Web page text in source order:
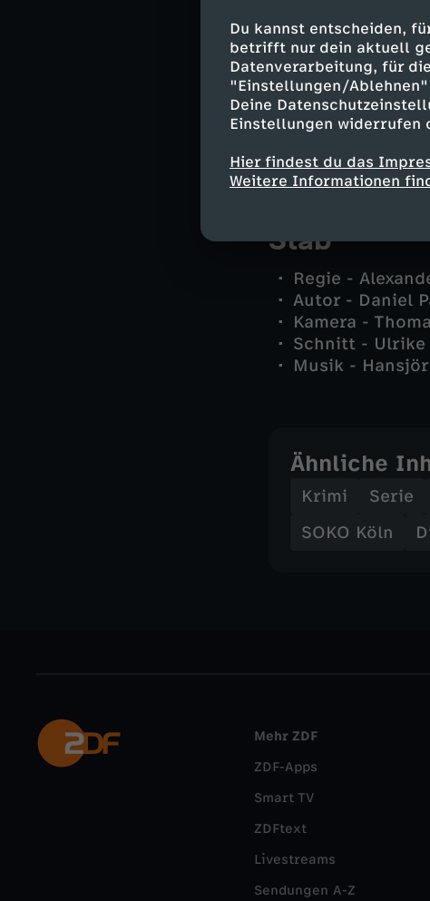
Du kannst entscheiden,
betrifft nur dein aktuell
Datenverarbeitung, für
"Einstellungen/
Deine
Einstellungen widerrufen
Hier findest du das
Weitere Informationen
Dr. Pilar
Livia Martens -
Theo
Vahid Heydari
Moritz Klein -
Paula Rausch
und andere -
Stab
Regie -
Autor - Daniel
Kamera -
Schnitt - Ulrike
Musik -
Ähnliche
Krimi Serie
SOKO Köln
Mehr ZDF
ZDF-Apps
Smart TV
ZDFtext
Livestreams
Sendungen A-Z